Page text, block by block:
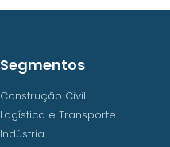
Segmentos
Construção Civil
Logística e Transporte
Indústria